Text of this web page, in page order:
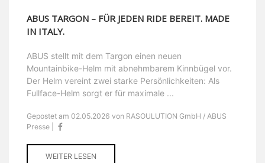
ABUS TARGON – FÜR JEDEN RIDE BEREIT. MADE
IN ITALY.
ABUS stellt mit dem Targon einen neuen
Mountainbike-Helm mit abnehmbarem Kinnbügel vor.
Der Helm vereint zwei starke Persönlichkeiten: Als
Fullface-Helm sorgt er für maximale ...
Gepostet am 02.05.2026 von RASOULUTION GmbH / ABUS
Presse |
WEITER LESEN